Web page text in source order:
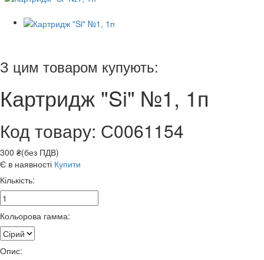
З цим товаром купують:
Картридж "Si" №1, 1п
Код товару: С0061154
300 ₴(без ПДВ)
Є в наявності Купити
Кількість:
Кольорова гамма:
Опис: